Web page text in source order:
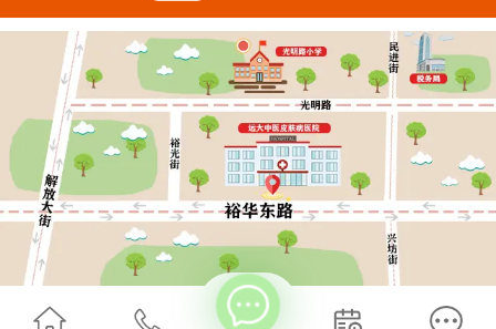
方便加一下助理微信吗，后续有问题我好及时问。